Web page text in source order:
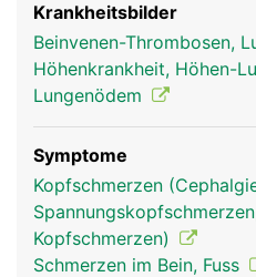
Krankheitsbilder
Beinvenen-Thrombosen,
Höhenkrankheit, Höhen-
Lungenödem
Symptome
Kopfschmerzen
Kopfschmerzen)
Schmerzen im Bein, Fuss